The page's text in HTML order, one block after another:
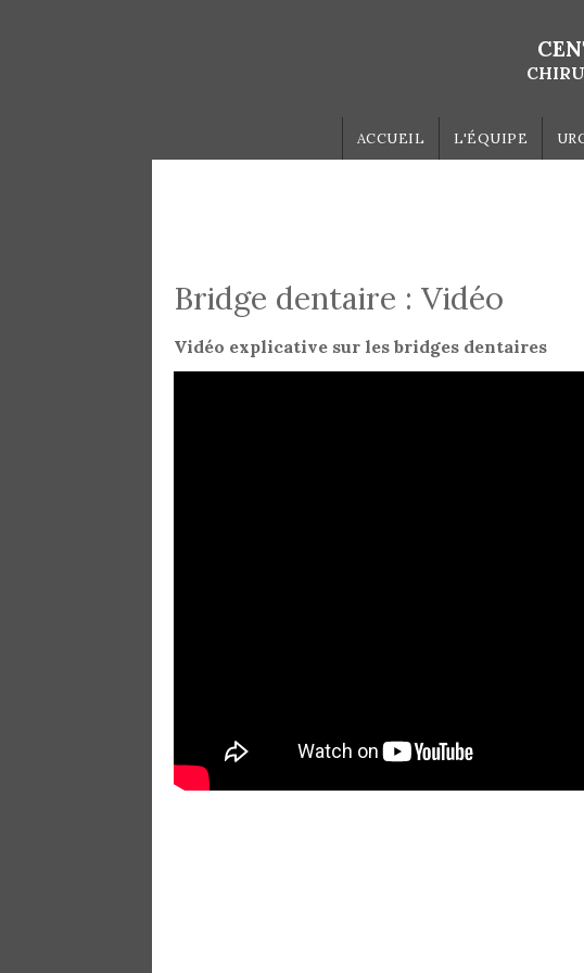
ACCUEIL L'ÉQUIPE
Bridge dentaire : Vidéo
Vidéo explicative sur les bridges dentaires